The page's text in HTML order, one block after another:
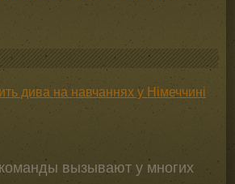
дива на навчаннях у Німеччині
вызывают у многих